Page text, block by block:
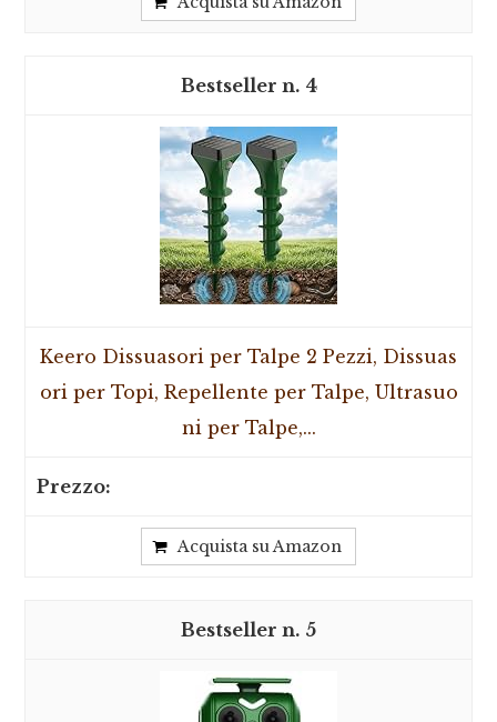
4
Keero Dissuasori per Talpe 2 Pezzi, Dissuas
ori per Topi, Repellente per Talpe, Ultrasuo
ni per Talpe,...
Acquista su Amazon
5